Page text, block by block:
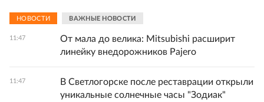
НОВОСТИ ВАЖНЫЕ НОВОСТИ
11:47
От мала до велика: Mitsubishi расширит
линейку внедорожников Pajero
11:47
В Светлогорске после реставрации открыли
уникальные солнечные часы "Зодиак"